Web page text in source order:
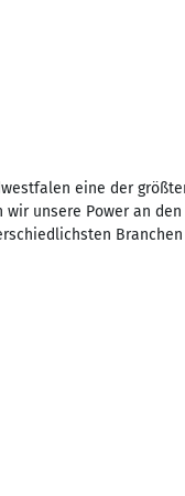
eine der
unsere Power an